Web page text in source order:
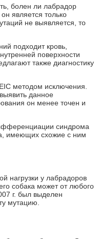
болен ли лабрадор
является только
не выявляется, то
подходит кровь,
поверхности
также диагностику
методом исключения.
данное
он менее точен и
синдрома
имеющих схожие с ним
нагрузки у лабрадоров
собака может от любого
г. был выделен
мутацию.